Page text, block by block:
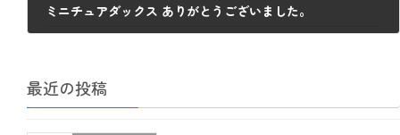
ミニチュアダックス ありがとうございました。
最近の投稿